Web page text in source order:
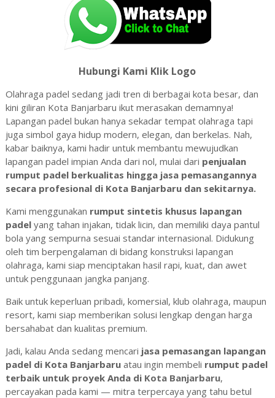
Hubungi Kami Klik Logo
Olahraga padel sedang jadi tren di berbagai kota besar, dan
kini giliran Kota Banjarbaru ikut merasakan demamnya!
Lapangan padel bukan hanya sekadar tempat olahraga tapi
juga simbol gaya hidup modern, elegan, dan berkelas. Nah,
kabar baiknya, kami hadir untuk membantu mewujudkan
lapangan padel impian Anda dari nol, mulai dari penjualan
rumput padel berkualitas hingga jasa pemasangannya
secara profesional di Kota Banjarbaru dan sekitarnya.
Kami menggunakan rumput sintetis khusus lapangan
padelyang tahan injakan, tidak licin, dan memiliki daya pantul
bola yang sempurna sesuai standar internasional. Didukung
oleh tim berpengalaman di bidang konstruksi lapangan
olahraga, kami siap menciptakan hasil rapi, kuat, dan awet
untuk penggunaan jangka panjang.
Baik untuk keperluan pribadi, komersial, klub olahraga, maupun
resort, kami siap memberikan solusi lengkap dengan harga
bersahabat dan kualitas premium.
Jadi, kalau Anda sedang mencari jasa pemasangan lapangan
padel di Kota Banjarbaruatau ingin membeli rumput padel
terbaik untuk proyek Anda di Kota Banjarbaru,
percayakan pada kami — mitra terpercaya yang tahu betul